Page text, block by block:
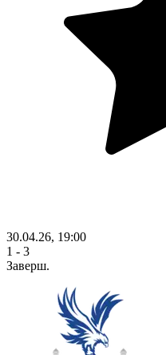
30.04.26, 19:00
1 - 3
Заверш.